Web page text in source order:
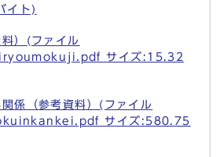
イト)
）(ファイル
サイズ:15.32
係（参考資料）(ファイル
サイズ:580.75